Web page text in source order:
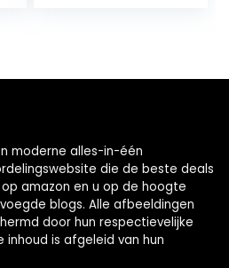
moderne alles-in-één
die de beste deals
amazon en u op de hoogte
blogs. Alle afbeeldingen
door hun respectievelijke
is afgeleid van hun